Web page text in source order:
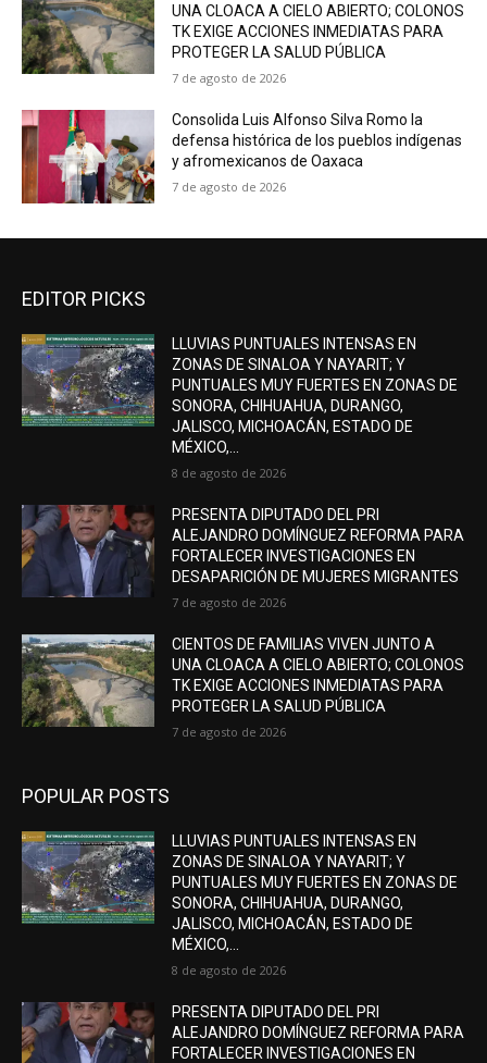
UNA CLOACA A CIELO ABIERTO; COLONOS
TK EXIGE ACCIONES INMEDIATAS PARA
PROTEGER LA SALUD PÚBLICA
7 de agosto de 2026
Consolida Luis Alfonso Silva Romo la
defensa histórica de los pueblos indígenas
y afromexicanos de Oaxaca
7 de agosto de 2026
EDITOR PICKS
LLUVIAS PUNTUALES INTENSAS EN
ZONAS DE SINALOA Y NAYARIT; Y
PUNTUALES MUY FUERTES EN ZONAS DE
SONORA, CHIHUAHUA, DURANGO,
JALISCO, MICHOACÁN, ESTADO DE
MÉXICO,...
8 de agosto de 2026
PRESENTA DIPUTADO DEL PRI
ALEJANDRO DOMÍNGUEZ REFORMA PARA
FORTALECER INVESTIGACIONES EN
DESAPARICIÓN DE MUJERES MIGRANTES
7 de agosto de 2026
CIENTOS DE FAMILIAS VIVEN JUNTO A
UNA CLOACA A CIELO ABIERTO; COLONOS
TK EXIGE ACCIONES INMEDIATAS PARA
PROTEGER LA SALUD PÚBLICA
7 de agosto de 2026
POPULAR POSTS
LLUVIAS PUNTUALES INTENSAS EN
ZONAS DE SINALOA Y NAYARIT; Y
PUNTUALES MUY FUERTES EN ZONAS DE
SONORA, CHIHUAHUA, DURANGO,
JALISCO, MICHOACÁN, ESTADO DE
MÉXICO,...
8 de agosto de 2026
PRESENTA DIPUTADO DEL PRI
ALEJANDRO DOMÍNGUEZ REFORMA PARA
FORTALECER INVESTIGACIONES EN